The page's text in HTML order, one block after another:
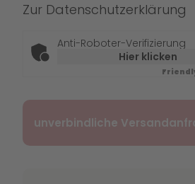
Zur Datenschutzerklärung
Anti-Roboter-Verifizierung
Hier klicken